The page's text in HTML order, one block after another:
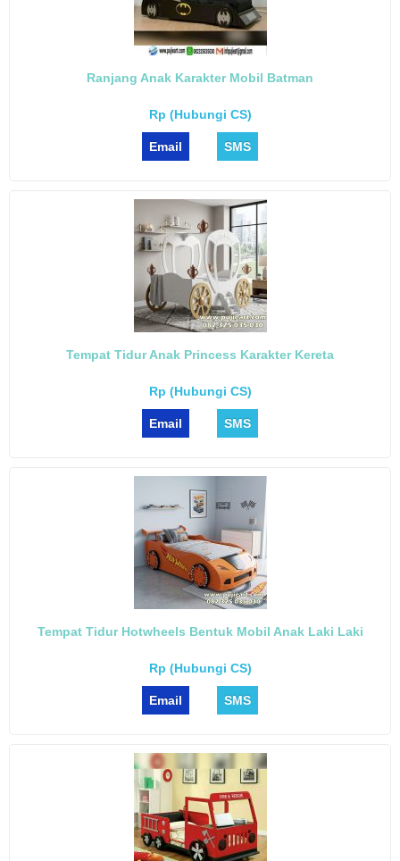
Ranjang Anak Karakter Mobil Batman
Rp (Hubungi CS)
Email SMS
Tempat Tidur Anak Princess Karakter Kereta
Rp (Hubungi CS)
Email SMS
Tempat Tidur Hotwheels Bentuk Mobil Anak Laki Laki
Rp (Hubungi CS)
Email SMS